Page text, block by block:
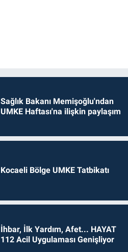
Sağlık Bakanı Memişoğlu'ndan
UMKE Haftası'na ilişkin paylaşım
Kocaeli Bölge UMKE Tatbikatı
İhbar, İlk Yardım, Afet... HAYAT
112 Acil Uygulaması Genişliyor